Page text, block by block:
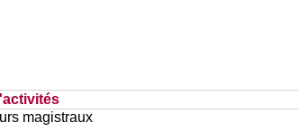
magistraux